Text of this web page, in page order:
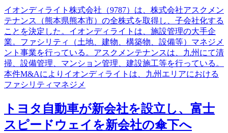
イオンディライト株式会社（9787）は、株式会社アスクメン
テナンス（熊本県熊本市）の全株式を取得し、子会社化する
ことを決定した。イオンディライトは、施設管理の大手企
業。ファシリティ（土地、建物、構築物、設備等）マネジメ
ント事業を行っている。アスクメンテナンスは、九州にて清
掃、設備管理、マンション管理、建設施工等を行っている。
本件M&Aによりイオンディライトは、九州エリアにおける
ファシリティマネジメ
トヨタ自動車が新会社を設立し、富士
スピードウェイを新会社の傘下へ